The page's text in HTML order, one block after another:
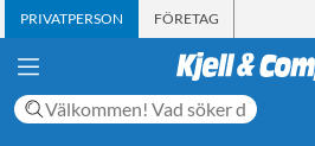
PRIVATPERSON FÖRETAG